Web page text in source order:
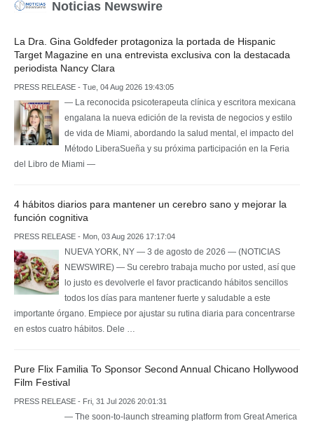
Noticias Newswire
La Dra. Gina Goldfeder protagoniza la portada de Hispanic
Target Magazine en una entrevista exclusiva con la destacada
periodista Nancy Clara
PRESS RELEASE - Tue, 04 Aug 2026 19:43:05
— La reconocida psicoterapeuta clínica y escritora mexicana
engalana la nueva edición de la revista de negocios y estilo
de vida de Miami, abordando la salud mental, el impacto del
Método LiberaSueña y su próxima participación en la Feria
del Libro de Miami —
4 hábitos diarios para mantener un cerebro sano y mejorar la
función cognitiva
PRESS RELEASE - Mon, 03 Aug 2026 17:17:04
NUEVA YORK, NY — 3 de agosto de 2026 — (NOTICIAS
NEWSWIRE) — Su cerebro trabaja mucho por usted, así que
lo justo es devolverle el favor practicando hábitos sencillos
todos los días para mantener fuerte y saludable a este
importante órgano. Empiece por ajustar su rutina diaria para concentrarse
en estos cuatro hábitos. Dele …
Pure Flix Familia To Sponsor Second Annual Chicano Hollywood
Film Festival
PRESS RELEASE - Fri, 31 Jul 2026 20:01:31
— The soon-to-launch streaming platform from Great America